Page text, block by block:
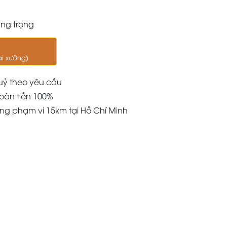
trọng
xưởng)
theo yêu cầu
tiền 100%
phạm vi 15km tại Hồ Chí Minh